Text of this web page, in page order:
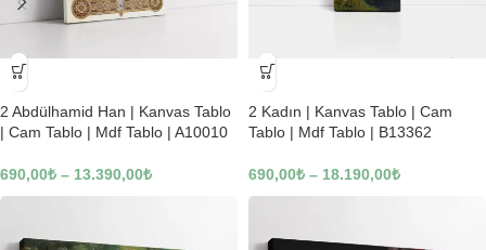
-23%
2 Abdülhamid Han | Kanvas Tablo
| Cam Tablo | Mdf Tablo | A10010
690,00₺ – 13.390,00₺
-23%
2 Kadın | Kanvas Tablo | Cam
Tablo | Mdf Tablo | B13362
690,00₺ – 18.190,00₺